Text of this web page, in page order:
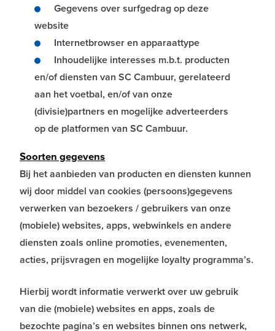
Gegevens over surfgedrag op deze
website
Internetbrowser en apparaattype
Inhoudelijke interesses m.b.t. producten
en/of diensten van SC Cambuur, gerelateerd
aan het voetbal, en/of van onze
(divisie)partners en mogelijke adverteerders
op de platformen van SC Cambuur.
Soorten gegevens
Bij het aanbieden van producten en diensten kunnen
wij door middel van cookies (persoons)gegevens
verwerken van bezoekers / gebruikers van onze
(mobiele) websites, apps, webwinkels en andere
diensten zoals online promoties, evenementen,
acties, prijsvragen en mogelijke loyalty programma’s.
Hierbij wordt informatie verwerkt over uw gebruik
van die (mobiele) websites en apps, zoals de
bezochte pagina’s en websites binnen ons netwerk,